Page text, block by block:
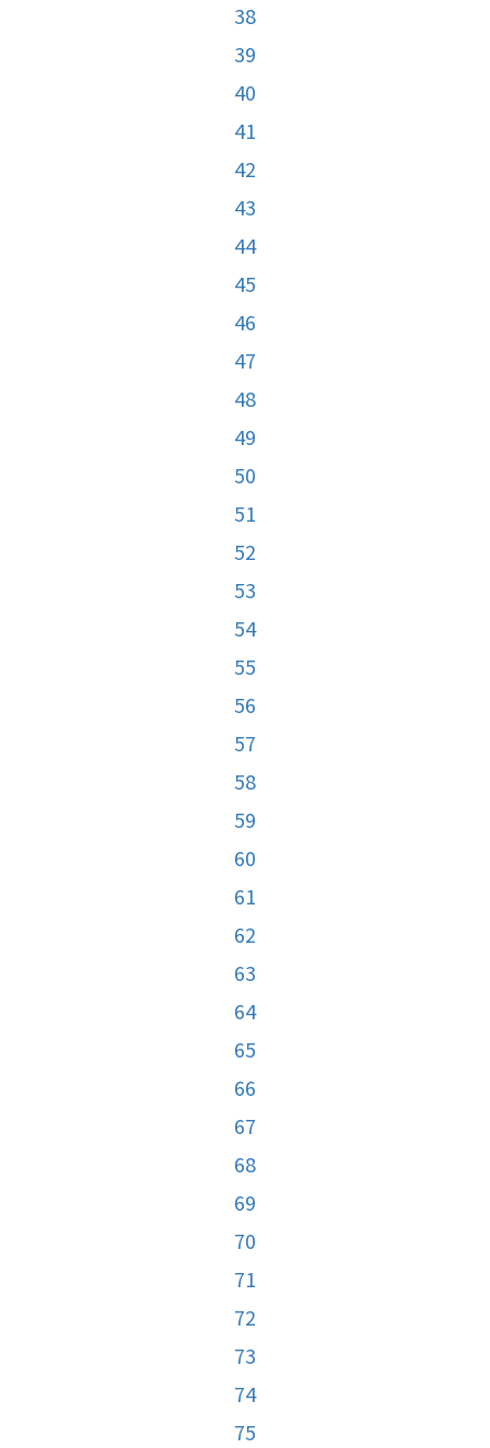
38
39
40
41
42
43
44
45
46
47
48
49
50
51
52
53
54
55
56
57
58
59
60
61
62
63
64
65
66
67
68
69
70
71
72
73
74
75